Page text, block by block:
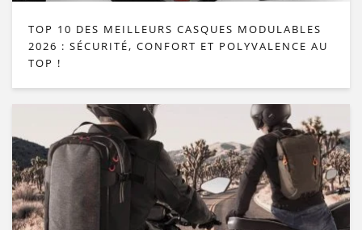
TOP 10 DES MEILLEURS CASQUES MODULABLES
2026 : SÉCURITÉ, CONFORT ET POLYVALENCE AU
TOP !